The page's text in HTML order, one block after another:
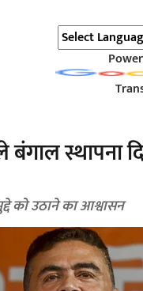
स्थापना
को उठाने का आश्वासन